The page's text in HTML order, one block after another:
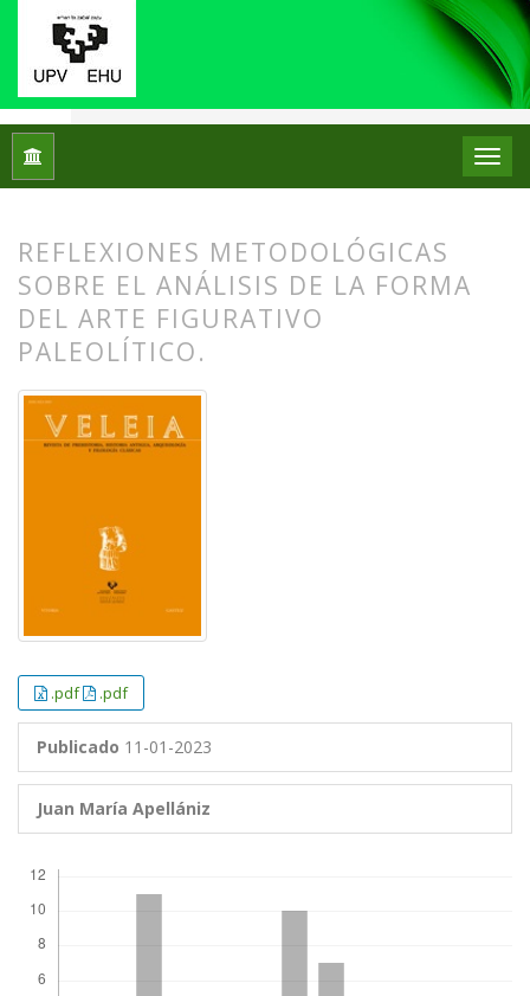
Inicio
REFLEXIONES METODOLÓGICAS
SOBRE EL ANÁLISIS DE LA FORMA
DEL ARTE FIGURATIVO
PALEOLÍTICO.
.pdf .pdf
Publicado 11-01-2023
Juan María Apellániz